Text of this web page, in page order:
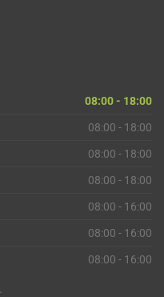
08:00 - 18:00
08:00 - 18:00
08:00 - 18:00
08:00 - 18:00
08:00 - 16:00
08:00 - 16:00
08:00 - 16:00